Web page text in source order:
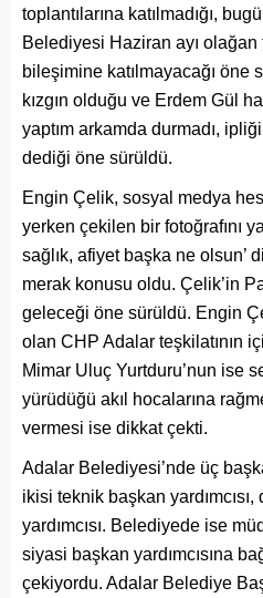
toplantılarına katılmadığı,
Belediyesi Haziran ayı olağan
bileşimine katılmayacağı öne
kızgın olduğu ve Erdem Gül
yaptım arkamda durmadı,
dediği öne sürüldü.
Engin Çelik, sosyal medya
yerken çekilen bir fotoğrafını
sağlık, afiyet başka ne olsun’
merak konusu oldu. Çelik’in
geleceği öne sürüldü. Engin
olan CHP Adalar teşkilatının
Mimar Uluç Yurtduru’nun ise
yürüdüğü akıl hocalarına
vermesi ise dikkat çekti.
Adalar Belediyesi’nde üç
ikisi teknik başkan
yardımcısı. Belediyede ise
siyasi başkan yardımcısına
çekiyordu. Adalar Belediye